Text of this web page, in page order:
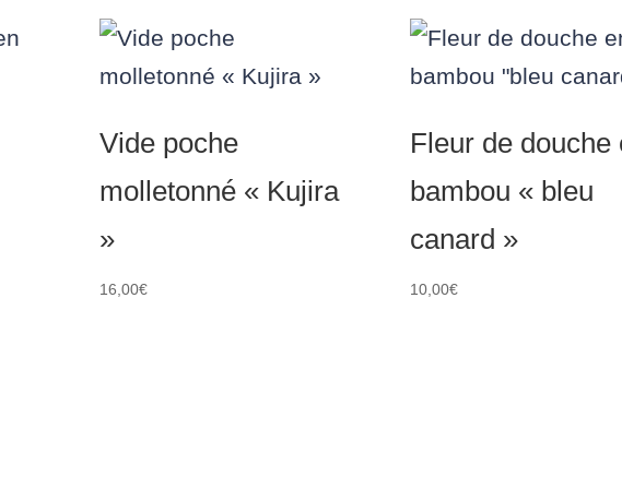
Vide poche
molletonné « Kujira
»
16,00€
Fleur de douche
bambou « bleu
canard »
10,00€